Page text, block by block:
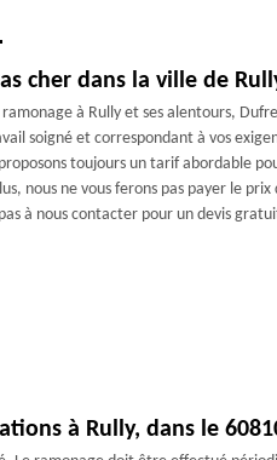
cher dans la ville de
à Rully et ses alentours,
soigné et correspondant à vos
toujours un tarif abordable
nous ne vous ferons pas payer le
à nous contacter pour un devis
à Rully, dans le